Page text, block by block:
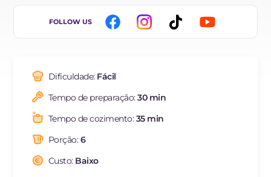
IT
ES
FR
NL
FOLLOW US
Dificuldade: Fácil
Tempo de preparação:30 min
Tempo de cozimento:35 min
Porção:6
Custo: Baixo